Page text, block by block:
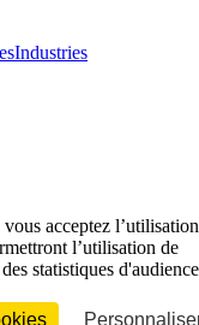
Industries
acceptez l’utilisation
l’utilisation de
statistiques d'audience